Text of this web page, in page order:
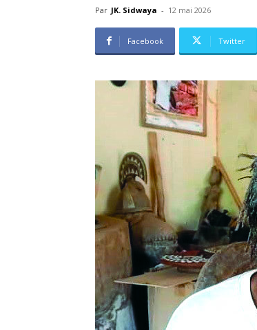
Par JK. Sidwaya - 12 mai 2026
Facebook Twitter